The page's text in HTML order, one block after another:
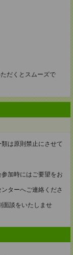
だくとスムーズで
は原則禁止にさせて
加時にはご要望をお
ターへご連絡くださ
面談をいたしませ